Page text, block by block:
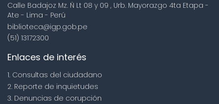
Calle Badajoz Mz. Ñ Lt 08 y 09 , Urb. Mayorazgo 4ta Etapa -
Ate - Lima - Perú
biblioteca@igp.gob.pe
(51) 13172300
Enlaces de interés
1. Consultas del ciudadano
2. Reporte de inquietudes
3. Denuncias de corupción